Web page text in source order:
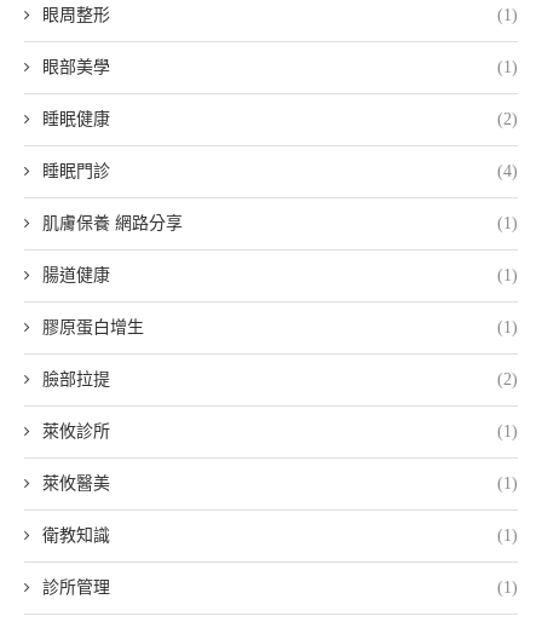
眼周整形 (1)
眼部美學 (1)
睡眠健康 (2)
睡眠門診 (4)
肌膚保養 網路分享 (1)
腸道健康 (1)
膠原蛋白增生 (1)
臉部拉提 (2)
萊攸診所 (1)
萊攸醫美 (1)
衛教知識 (1)
診所管理 (1)